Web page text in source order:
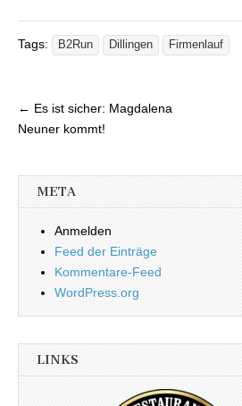
Tags: B2Run Dillingen Firmenlauf
Beitragsnavigation
← Es ist sicher: Magdalena
Neuner kommt!
META
Anmelden
Feed der Einträge
Kommentare-Feed
WordPress.org
LINKS